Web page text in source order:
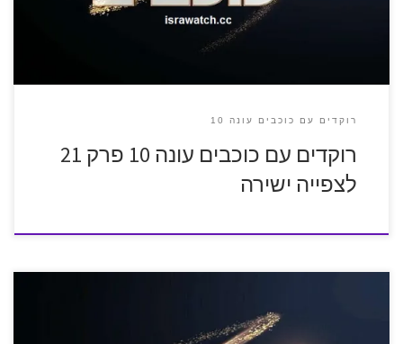
רוקדים עם כוכבים עונה 10
רוקדים עם כוכבים עונה 10 פרק 21
לצפייה ישירה